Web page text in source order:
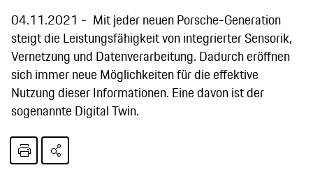
04.11.2021
Mit jeder neuen Porsche-Generation
steigt die Leistungsfähigkeit von integrierter Sensorik,
Vernetzung und Datenverarbeitung. Dadurch eröffnen
sich immer neue Möglichkeiten für die effektive
Nutzung dieser Informationen. Eine davon ist der
sogenannte Digital Twin.